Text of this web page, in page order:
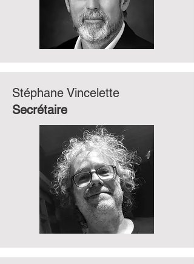
Stéphane Vincelette
Secrétaire